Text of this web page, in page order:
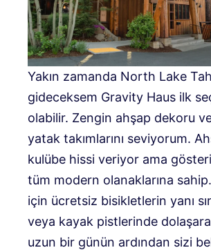
Yakın zamanda North Lake
gideceksem Gravity Haus ilk
olabilir. Zengin ahşap dekoru
yatak takımlarını seviyorum.
kulübe hissi veriyor ama
tüm modern olanaklarına
için ücretsiz bisikletlerin yanı
veya kayak pistlerinde
uzun bir günün ardından sizi